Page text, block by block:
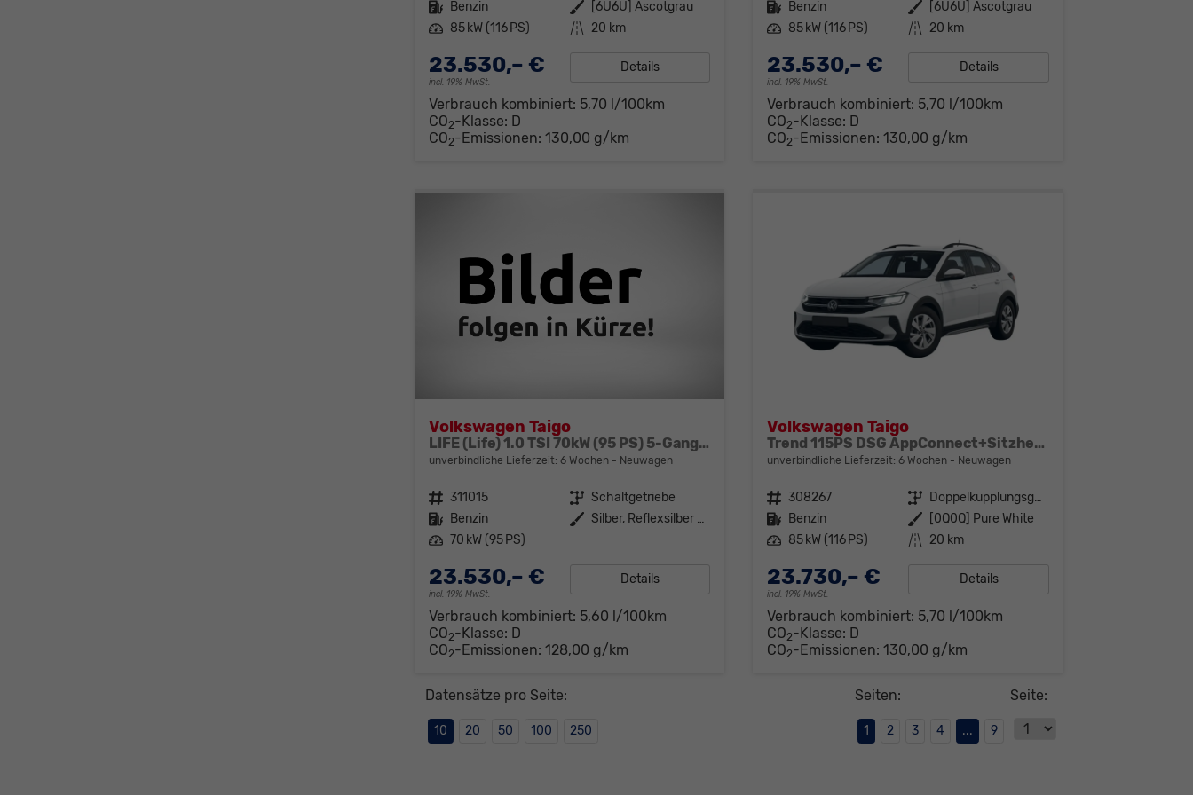
Kraftstoff Benzin Außenfarbe
[6U6U] Ascotgrau
Leistung 85 kW (116 PS) Kilometerstand 20 km
23.530,– €
incl. 19% MwSt.
Details
Verbrauch kombiniert: 5,70 l/100km
CO2-Klasse: D
CO2-Emissionen: 130,00 g/km
Kraftstoff Benzin Außenfarbe
[6U6U] Ascotgrau
Leistung 85 kW (116 PS) Kilometerstand 20 km
23.530,– €
incl. 19% MwSt.
Details
Verbrauch kombiniert: 5,70 l/100km
CO2-Klasse: D
CO2-Emissionen:130,00 g/km
Volkswagen Taigo
LIFE (Life) 1.0 TSI 70kW (95 PS) 5-Gang Schaltgetriebe
unverbindliche Lieferzeit: 6 Wochen Neuwagen
Fahrzeugnr. 311015 Getriebe Schaltgetriebe
Kraftstoff Benzin Außenfarbe
Silber, Reflexsilber Metallic (8E)
Leistung 70 kW (95 PS)
23.530,– €
incl. 19% MwSt.
Details
Verbrauch kombiniert: 5,60 l/100km
CO2-Klasse: D
CO2-Emissionen: 128,00 g/km
Volkswagen Taigo
Trend 115PS DSG AppConnect+Sitzheizung+PDC+Alu16+LED+DAB+FrontAssist
unverbindliche Lieferzeit:6 Wochen Neuwagen
Fahrzeugnr. 308267 Getriebe
Doppelkupplungsgetriebe (DSG)
Kraftstoff Benzin Außenfarbe
[0Q0Q] Pure White
Leistung 85 kW (116 PS) Kilometerstand 20 km
23.730,– €
incl. 19% MwSt.
Details
Verbrauch kombiniert: 5,70 l/100km
CO2-Klasse: D
CO2-Emissionen:130,00 g/km
Datensätze pro Seite:
10 20 50 100 250
Seite:
Seiten:
1 2 3 4 ... 9